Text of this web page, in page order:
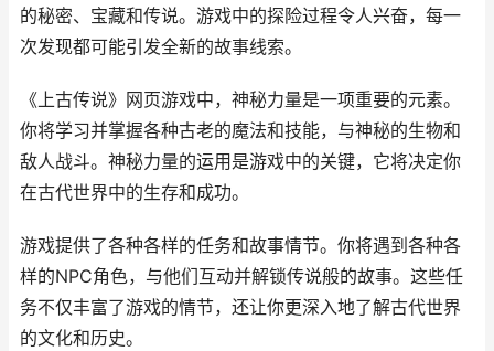
的秘密、宝藏和传说。游戏中的探险过程令人兴奋，每一
次发现都可能引发全新的故事线索。
《上古传说》 网页游戏中，神秘力量是一项重要的元素。
你将学习并掌握各种古老的魔法和技能，与神秘的生物和
敌人战斗。神秘力量的运用是游戏中的关键，它将决定你
在古代世界中的生存和成功。
游戏提供了各种各样的任务和故事情节。你将遇到各种各
样的NPC角色，与他们互动并解锁传说般的故事。这些任
务不仅丰富了游戏的情节，还让你更深入地了解古代世界
的文化和历史。